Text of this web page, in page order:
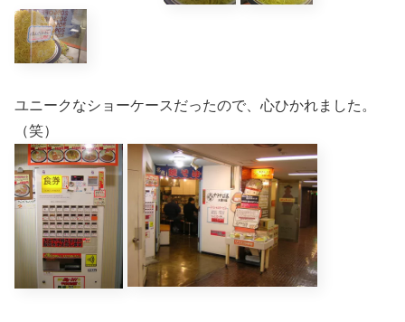
ユニークなショーケースだったので、心ひかれました。
（笑）